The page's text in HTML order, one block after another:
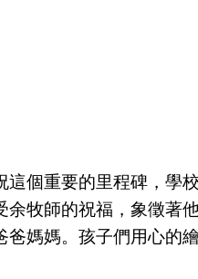
個重要的里程碑，學
牧師的祝福，象徵著
媽媽。孩子們用心的